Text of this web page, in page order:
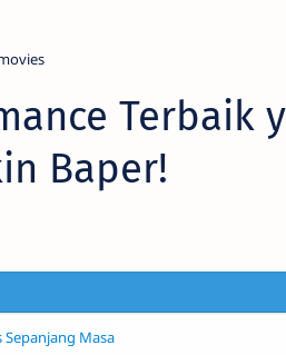
Terbaik
Baper!
Masa